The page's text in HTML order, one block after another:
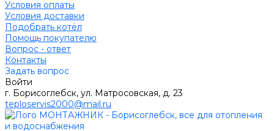
Условия оплаты
Условия доставки
Подобрать котёл
Помощь покупателю
Вопрос - ответ
Контакты
Задать вопрос
Войти
г. Борисоглебск, ул. Матросовская, д. 23
teploservis2000@mail.ru